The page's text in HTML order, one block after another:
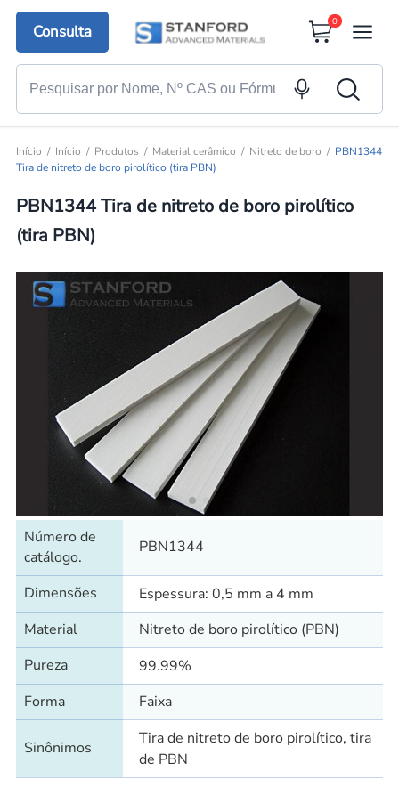
Consulta
0
Início Início Produtos Material cerâmico Nitreto de boro
PBN1344
Tira de nitreto de boro pirolítico (tira PBN)
PBN1344 Tira de nitreto de boro pirolítico
(tira PBN)
Número de
catálogo.
PBN1344
Dimensões
Espessura: 0,5 mm a 4 mm
Material
Nitreto de boro pirolítico (PBN)
Pureza
99.99%
Forma
Faixa
Sinônimos
Tira de nitreto de boro pirolítico, tira
de PBN